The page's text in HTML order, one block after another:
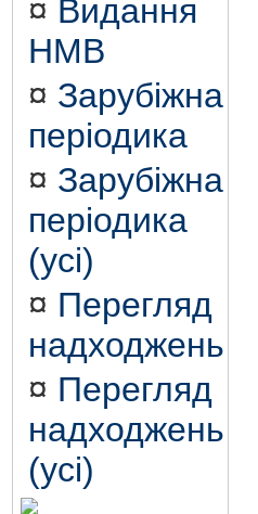
¤ Видання
НМВ
¤ Зарубіжна
періодика
¤ Зарубіжна
періодика
(усі)
¤ Перегляд
надходжень
¤ Перегляд
надходжень
(усі)